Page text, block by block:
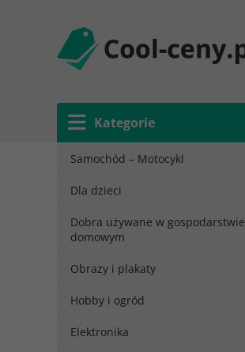
Kategorie
Samochód – Motocykl
Dla dzieci
Dobra używane w gospodarstwie
domowym
Obrazy i plakaty
Hobby i ogród
Elektronika